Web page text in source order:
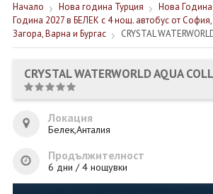
НОВА ГОДИНА ТУРЦИЯ
НОВА ГОДИНА
ПОЧИВКИ
ЕКСКУРЗИИ
Начало Нова година Турция Нова
Година 2027 в БЕЛЕК с 4 нощ. автобус от
Загора, Варна и Бургас
CRYSTAL
CRYSTAL WATERWORLD AQUA
Локация
Белек,Анталия
Продължителност
6 дни / 4 нощувки